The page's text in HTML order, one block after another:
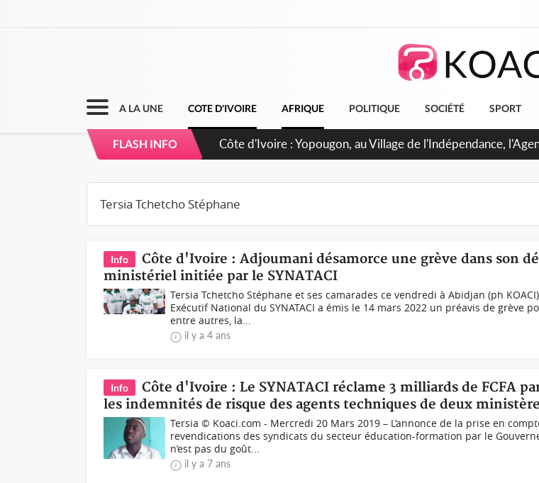
A LA UNE COTE D'IVOIRE AFRIQUE POLITIQUE SOCIÉTÉ SPORT
FLASH INFO
Côte d'Ivoire : Yopougon, au Village de l'Indépendance,
Info
Côte d'Ivoire : Adjoumani désamorce une grève dans son
ministériel initiée par le SYNATACI
Tersia Tchetcho Stéphane et ses camarades ce vendredi à Abidjan (ph
Exécutif National du SYNATACI a émis le 14 mars 2022 un préavis de grève
entre autres, la...
il y a 4 ans
Info
Côte d'Ivoire : Le SYNATACI réclame 3 milliards de FCFA
les indemnités de risque des agents techniques de deux
Tersia © Koaci.com - Mercredi 20 Mars 2019 – L’annonce de la prise en
revendications des syndicats du secteur éducation-formation par le
n’est pas du goût...
il y a 7 ans